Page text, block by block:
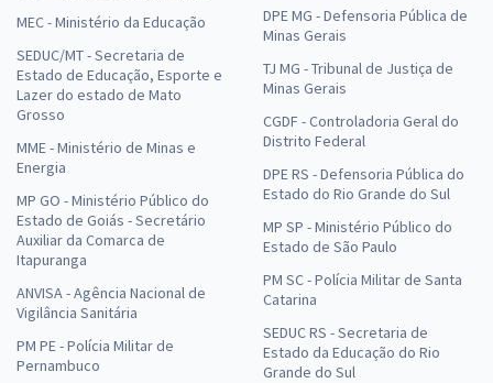
MEC - Ministério da Educação
SEDUC/MT - Secretaria de
Estado de Educação, Esporte e
Lazer do estado de Mato
Grosso
MME - Ministério de Minas e
Energia
MP GO - Ministério Público do
Estado de Goiás - Secretário
Auxiliar da Comarca de
Itapuranga
ANVISA - Agência Nacional de
Vigilância Sanitária
PM PE - Polícia Militar de
Pernambuco
DPE MG - Defensoria Pública de
Minas Gerais
TJ MG - Tribunal de Justiça de
Minas Gerais
CGDF - Controladoria Geral do
Distrito Federal
DPE RS - Defensoria Pública do
Estado do Rio Grande do Sul
MP SP - Ministério Público do
Estado de São Paulo
PM SC - Polícia Militar de Santa
Catarina
SEDUC RS - Secretaria de
Estado da Educação do Rio
Grande do Sul